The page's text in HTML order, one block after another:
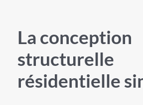
La conception
structurelle
résidentielle